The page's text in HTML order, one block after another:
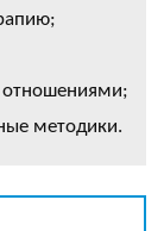
отношениями;
методики.